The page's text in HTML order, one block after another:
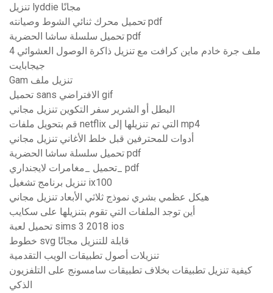
تنزيل lyddie مجانًا
تحميل محرك ثنائي الشوط وصيانته pdf
تحميل سلسلة ساشا الحضرية pdf
ملف جرة خادم ماين كرافت مع تنزيل ذاكرة الوصول العشوائي 4
جيجابايت
Gam تنزيل ملف
تحميل sans الافتراضي gif
البطل أو الشرير سفر التكوين تنزيل مجاني
قم بتحويل ملفات netflix التي تم تنزيلها إلى mp4
أدوات للمحترفين قبل خلط الأغاني تنزيل مجاني
تحميل سلسلة ساشا الحضرية pdf
تحميل _مغامرات لايجنداري_ pdf
تنزيل برنامج تشغيل ix100
هيكل عظمي بشري نموذج ثلاثي الأبعاد تنزيل مجاني
أين توجد الملفات التي تقوم بتنزيلها على سكايب
تحميل لعبة sims 3 2018 ios
خطوط svg قابلة للتنزيل مجانًا
تنزيلات أصول تطبيقات الويب التقدمية
كيفية تنزيل تطبيقات بخلاف تطبيقات سامسونج على التلفزيون
الذكي